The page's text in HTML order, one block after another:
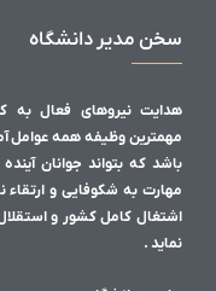
سخن مدیر دانشگاه
هدایت نیروهای فعال به
مهمترین وظیفه همه عوامل
باشد که بتواند جوانان
مهارت به شکوفایی و
اشتغال کامل کشور و
نماید .